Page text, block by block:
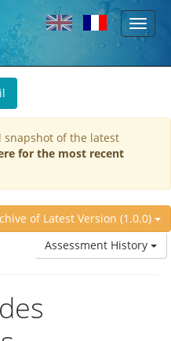
content
Toggle
snapshot of the latest
for the most recent
of Latest Version (1.0.0)
Assessment History